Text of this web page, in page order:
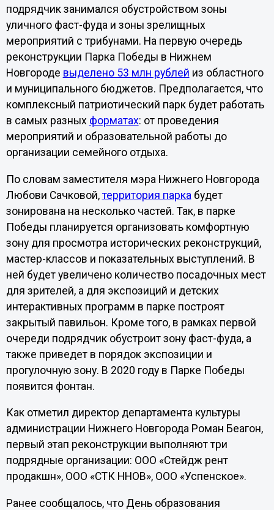
подрядчик занимался обустройством зоны
уличного фаст-фуда и зоны зрелищных
мероприятий с трибунами. На первую очередь
реконструкции Парка Победы в Нижнем
Новгороде выделено 53 млн рублей из областного
и муниципального бюджетов. Предполагается, что
комплексный патриотический парк будет работать
в самых разных форматах: от проведения
мероприятий и образовательной работы до
организации семейного отдыха.
По словам заместителя мэра Нижнего Новгорода
Любови Сачковой, территория парка будет
зонирована на несколько частей. Так, в парке
Победы планируется организовать комфортную
зону для просмотра исторических реконструкций,
мастер-классов и показательных выступлений. В
ней будет увеличено количество посадочных мест
для зрителей, а для экспозиций и детских
интерактивных программ в парке построят
закрытый павильон. Кроме того, в рамках первой
очереди подрядчик обустроит зону фаст-фуда, а
также приведет в порядок экспозиции и
прогулочную зону. В 2020 году в Парке Победы
появится фонтан.
Как отметил директор департамента культуры
администрации Нижнего Новгорода Роман Беагон,
первый этап реконструкции выполняют три
подрядные организации: ООО «Стейдж рент
продакшн», ООО «СТК ННОВ», ООО «Успенское».
Ранее сообщалось, что День образования